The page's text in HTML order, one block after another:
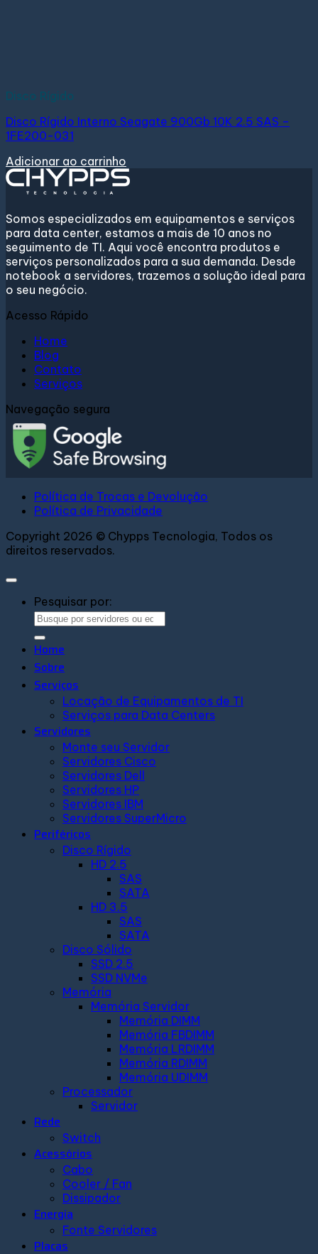
Disco Rígido
Disco Rígido Interno Seagate 900Gb 10K 2.5 SAS –
1FE200-031
Adicionar ao carrinho
Somos especializados em equipamentos e serviços
para data center, estamos a mais de 10 anos no
seguimento de TI. Aqui você encontra produtos e
serviços personalizados para a sua demanda. Desde
notebook a servidores, trazemos a solução ideal para
o seu negócio.
Acesso Rápido
Home
Blog
Contato
Serviços
Navegação segura
Política de Trocas e Devolução
Política de Privacidade
Copyright 2026 © Chypps Tecnologia, Todos os
direitos reservados.
Pesquisar por:
Home
Sobre
Serviços
Locação de Equipamentos de TI
Serviços para Data Centers
Servidores
Monte seu Servidor
Servidores Cisco
Servidores Dell
Servidores HP
Servidores IBM
Servidores SuperMicro
Periféricos
Disco Rígido
HD 2.5
SAS
SATA
HD 3.5
SAS
SATA
Disco Sólido
SSD 2.5
SSD NVMe
Memória
Memória Servidor
Memória DIMM
Memória FBDIMM
Memória LRDIMM
Memória RDIMM
Memória UDIMM
Processador
Servidor
Rede
Switch
Acessórios
Cabo
Cooler / Fan
Dissipador
Energia
Fonte Servidores
Placas